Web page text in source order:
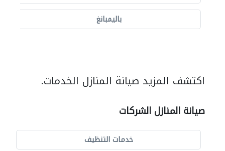
باليمبانغ
اكتشف المزيد صيانة المنازل الخدمات.
صيانة المنازل الشركات
خدمات التنظيف